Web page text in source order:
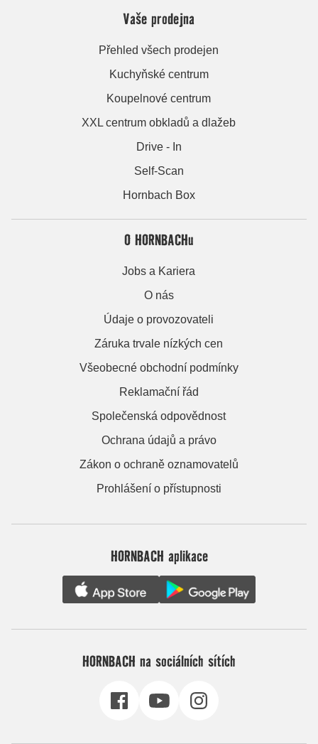
Vaše prodejna
Přehled všech prodejen
Kuchyňské centrum
Koupelnové centrum
XXL centrum obkladů a dlažeb
Drive - In
Self-Scan
Hornbach Box
O HORNBACHu
Jobs a Kariera
O nás
Údaje o provozovateli
Záruka trvale nízkých cen
Všeobecné obchodní podmínky
Reklamační řád
Společenská odpovědnost
Ochrana údajů a právo
Zákon o ochraně oznamovatelů
Prohlášení o přístupnosti
HORNBACH aplikace
HORNBACH na sociálních sítích